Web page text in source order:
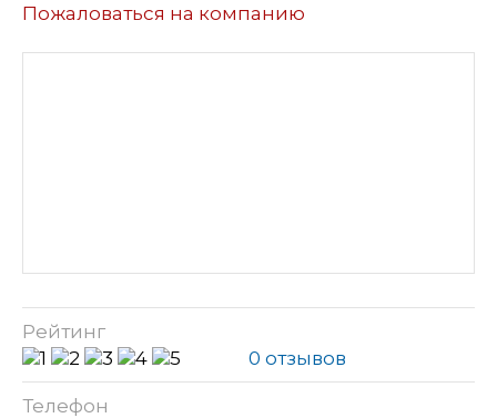
Пожаловаться на компанию
Рейтинг
0 отзывов
Телефон